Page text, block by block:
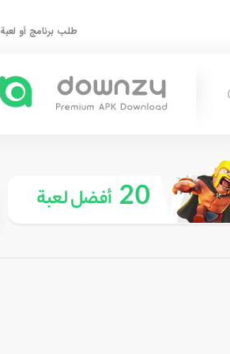
طلب برنامج أو لعبة
20 أفضل لعبة